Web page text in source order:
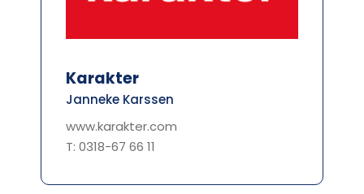
Karakter
Janneke Karssen
www.karakter.com
T: 0318-67 66 11